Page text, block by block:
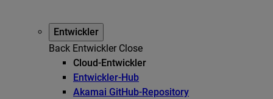
Entwickler
Back Entwickler Close
Cloud-Entwickler
Entwickler-Hub
Akamai GitHub-Repository